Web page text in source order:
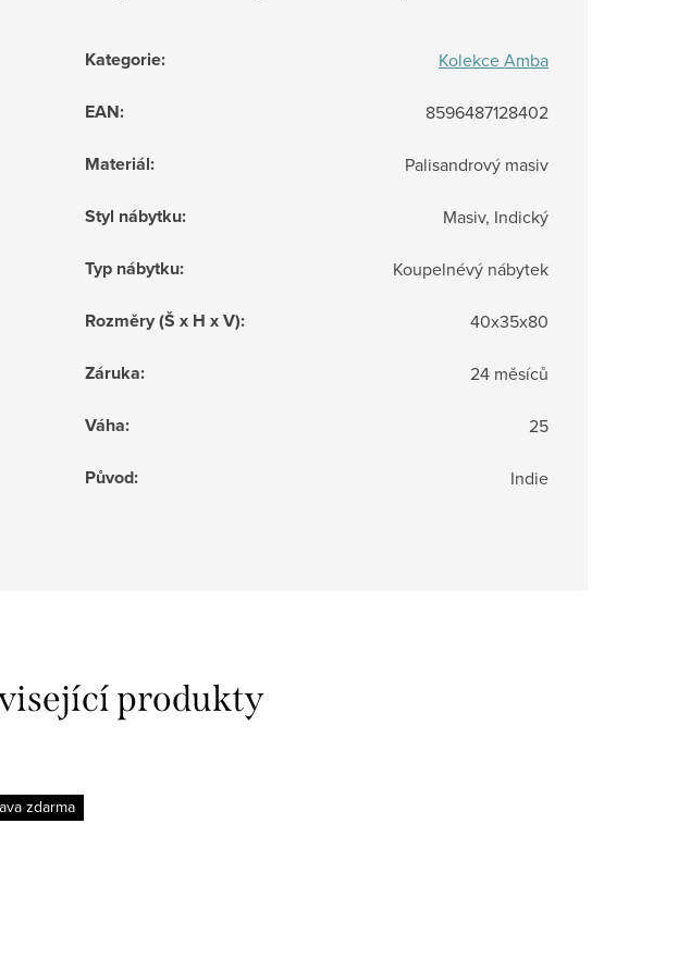
Kategorie: Kolekce Amba
EAN: 8596487128402
Materiál: Palisandrový masiv
Styl nábytku: Masiv, Indický
Typ nábytku: Koupelnévý nábytek
Rozměry (Š x H x V): 40x35x80
Záruka: 24 měsíců
Váha: 25
Původ: Indie
produkty
zdarma